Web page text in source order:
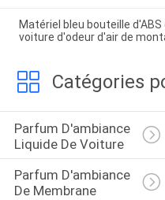
Matériel bleu bouteille
voiture d'odeur d'air de
Catégories
Parfum D'ambiance
Liquide De Voiture
Parfum D'ambiance
De Membrane